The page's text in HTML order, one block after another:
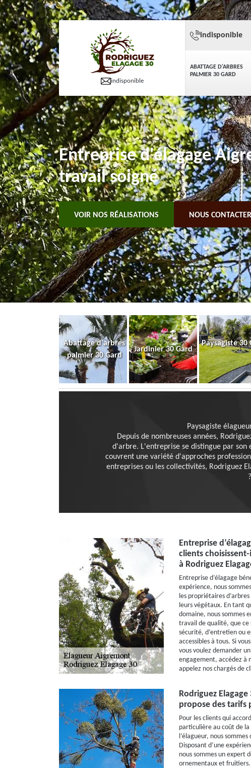
indisponible
ABATTAGE D'ARBRES
PALMIER 30 GARD
indisponible
Entreprise d'élagage
travail soigné
VOIR NOS RÉALISATIONS NOUS CONTACTER
Abattage d'arbres
palmier 30 Gard
Jardinier 30 Gard
Paysagiste 30
Paysagiste
Depuis de nombreuses années,
d'arbre. L'entreprise se distingue par son
couvrent une variété d'approches
entreprises ou les collectivités, Rodriguez
Entreprise
clients
à Rodriguez
Entreprise d’élagage
expérience, nous
les propriétaires
leurs végétaux. En tant
domaine, nous sommes
travail de qualité, que ce
sécurité, d’entretien ou
accessibles à tous. Si
vous voulez demander
engagement, accédez à
appelez nos chargés de
Rodriguez
propose des tarifs
Pour les clients qui
particulière au coût de
l’élagueur, nous
Disposant d’une
nous sommes un expert
ornementaux et fruitiers.